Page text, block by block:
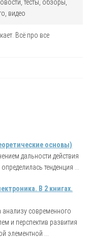
тесты, обзоры,
видео
Всё про все
основы)
дальности действия
тенденция ...
В 2 книгах.
анализу современного
и перспектив развития
элементной ...